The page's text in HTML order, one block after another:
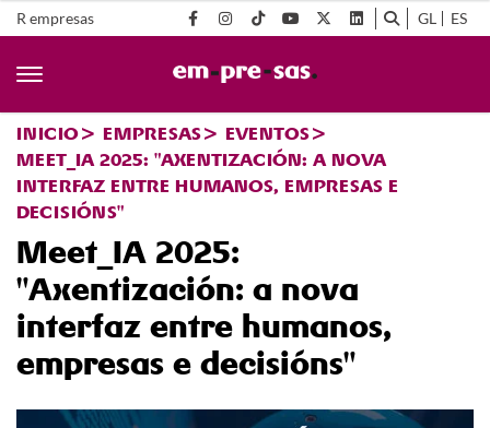
R empresas GL ES
INICIO EMPRESAS
EVENTOS
MEET_IA 2025: "AXENTIZACIÓN: A NOVA
INTERFAZ ENTRE HUMANOS, EMPRESAS E
DECISIÓNS"
Meet_IA 2025:
"Axentización: a nova
interfaz entre humanos,
empresas e decisións"